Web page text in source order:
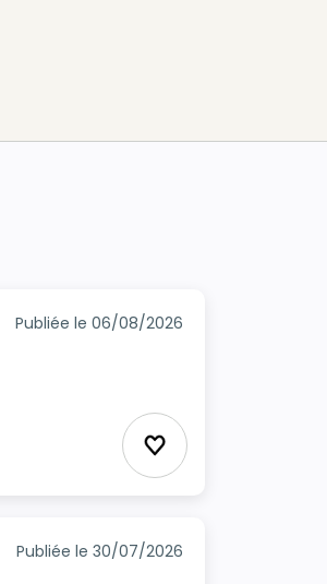
Publiée le 06/08/2026
Ajouter aux
Publiée le 30/07/2026